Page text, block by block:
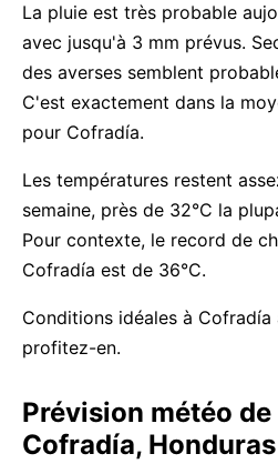
La pluie est très probable
avec jusqu'à 3 mm prévus.
des averses semblent
C'est exactement dans la
pour Cofradía.
Les températures restent
semaine, près de 32°C la
Pour contexte, le record de
Cofradía est de 36°C.
Conditions idéales à
profitez-en.
Prévision météo
Cofradía,